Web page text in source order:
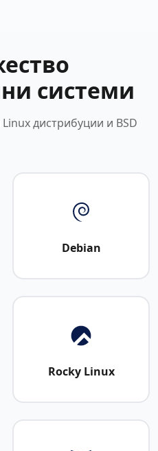
системи
дистрибуции и BSD
Debian
Rocky Linux